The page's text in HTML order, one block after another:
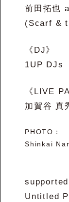
前田拓也
(Scarf &
《DJ》
1UP DJs
《LIVE
加賀谷 真
PHOTO：
Shinkai
Untitled